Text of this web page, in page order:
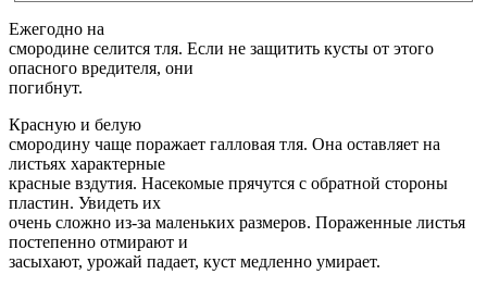
Ежегодно на
смородине селится тля. Если не защитить кусты от этого
опасного вредителя, они
погибнут.
Красную и белую
смородину чаще поражает галловая тля. Она оставляет на
листьях характерные
красные вздутия. Насекомые прячутся с обратной стороны
пластин. Увидеть их
очень сложно из-за маленьких размеров. Пораженные листья
постепенно отмирают и
засыхают, урожай падает, куст медленно умирает.